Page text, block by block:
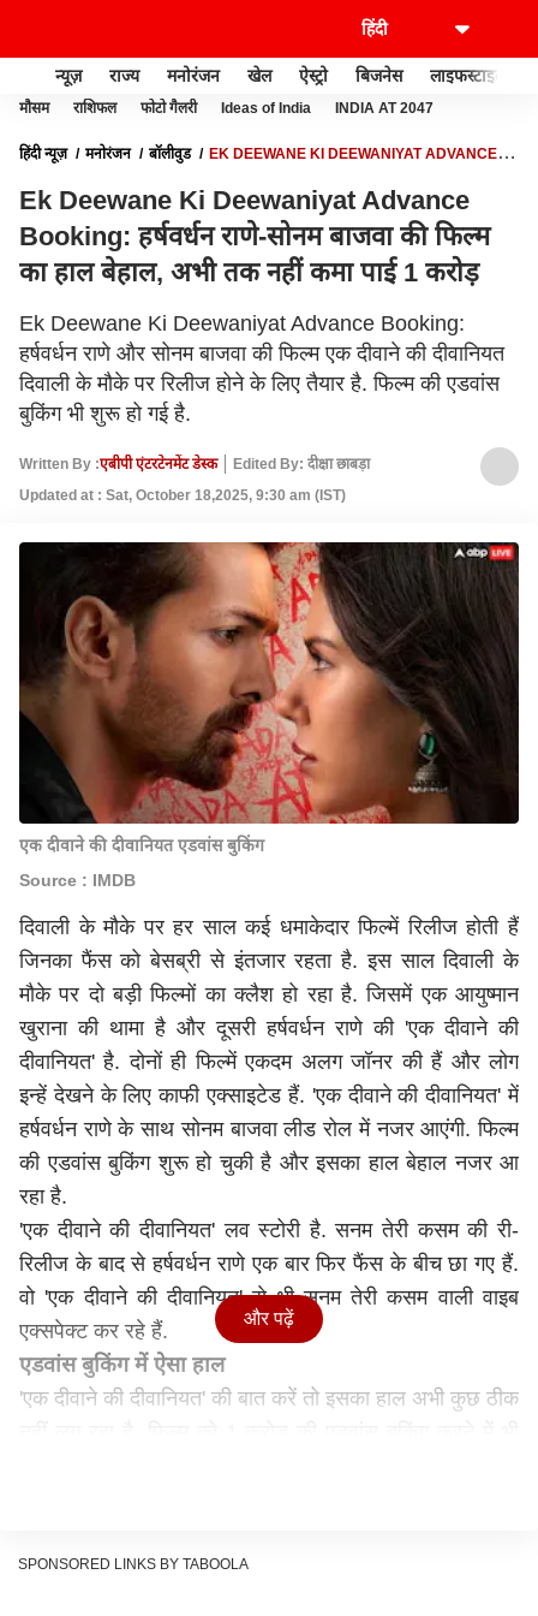
न्यूज़ राज्य मनोरंजन खेल ऐस्ट्रो बिजनेस लाइफस्टाइल
मौसम राशिफल फोटो गैलरी Ideas of India INDIA AT 2047
हिंदी न्यूज़ मनोरंजन बॉलीवुड
EK DEEWANE KI DEEWANIYAT ADVANCE
करोड़
Ek Deewane Ki Deewaniyat Advance
Booking: हर्षवर्धन राणे-सोनम बाजवा की फिल्म
का हाल बेहाल, अभी तक नहीं कमा पाई 1 करोड़
Ek Deewane Ki Deewaniyat Advance Booking:
हर्षवर्धन राणे और सोनम बाजवा की फिल्म एक दीवाने की दीवानियत
दिवाली के मौके पर रिलीज होने के लिए तैयार है. फिल्म की एडवांस
बुकिंग भी शुरू हो गई है.
Written By :एबीपी एंटरटेनमेंट डेस्क
Edited By: दीक्षा छाबड़ा
Updated at : Sat, October 18,2025, 9:30 am (IST)
एक दीवाने की दीवानियत एडवांस बुकिंग
Source : IMDB
दिवाली के मौके पर हर साल कई धमाकेदार फिल्में रिलीज होती हैं
जिनका फैंस को बेसब्री से इंतजार रहता है. इस साल दिवाली के
मौके पर दो बड़ी फिल्मों का क्लैश हो रहा है. जिसमें एक आयुष्मान
खुराना की थामा है और दूसरी हर्षवर्धन राणे की 'एक दीवाने की
दीवानियत' है. दोनों ही फिल्में एकदम अलग जॉनर की हैं और लोग
इन्हें देखने के लिए काफी एक्साइटेड हैं. 'एक दीवाने की दीवानियत' में
हर्षवर्धन राणे के साथ सोनम बाजवा लीड रोल में नजर आएंगी. फिल्म
की एडवांस बुकिंग शुरू हो चुकी है और इसका हाल बेहाल नजर आ
रहा है.
'एक दीवाने की दीवानियत' लव स्टोरी है. सनम तेरी कसम की री-
रिलीज के बाद से हर्षवर्धन राणे एक बार फिर फैंस के बीच छा गए हैं.
वो 'एक दीवाने की दीवानियत' से भी सनम तेरी कसम वाली वाइब
एक्सपेक्ट कर रहे हैं.
एडवांस बुकिंग में ऐसा हाल
'एक दीवाने की दीवानियत' की बात करें तो इसका हाल अभी कुछ ठीक
ये कमाई बहुत ही ज्यादा कम है. हालांकि फिल्म को रिलीज होने में
और पढ़ें
SPONSORED LINKS BY TABOOLA